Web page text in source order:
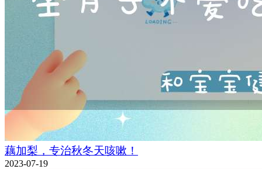
藕加梨，专治秋冬天咳嗽！
2023-07-19